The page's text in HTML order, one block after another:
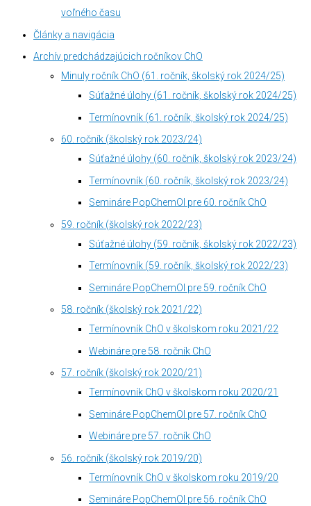
voľného času
Články a navigácia
Archív predchádzajúcich ročníkov ChO
Minuly ročník ChO (61. ročník, školský rok 2024/25)
Súťažné úlohy (61. ročník, školský rok 2024/25)
Termínovník (61. ročník, školský rok 2024/25)
60. ročník (školský rok 2023/24)
Súťažné úlohy (60. ročník, školský rok 2023/24)
Termínovník (60. ročník, školský rok 2023/24)
Semináre PopChemOl pre 60. ročník ChO
59. ročník (školský rok 2022/23)
Súťažné úlohy (59. ročník, školský rok 2022/23)
Termínovník (59. ročník, školský rok 2022/23)
Semináre PopChemOl pre 59. ročník ChO
58. ročník (školský rok 2021/22)
Termínovník ChO v školskom roku 2021/22
Webináre pre 58. ročník ChO
57. ročník (školský rok 2020/21)
Termínovník ChO v školskom roku 2020/21
Semináre PopChemOl pre 57. ročník ChO
Webináre pre 57. ročník ChO
56. ročník (školský rok 2019/20)
Termínovník ChO v školskom roku 2019/20
Semináre PopChemOl pre 56. ročník ChO